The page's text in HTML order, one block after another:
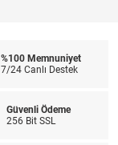
%100 Memnuniyet
7/24 Canlı Destek
Güvenli Ödeme
256 Bit SSL